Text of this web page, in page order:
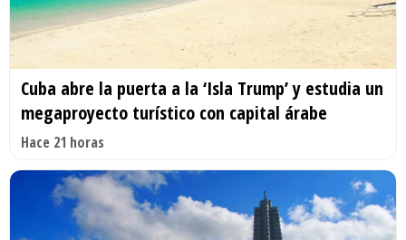
Cuba abre la puerta a la ‘Isla Trump’ y estudia un
megaproyecto turístico con capital árabe
Hace 21 horas